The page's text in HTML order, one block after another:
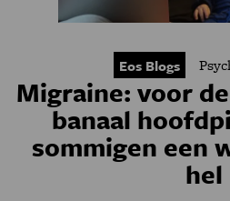
Eos Blogs
Migraine: voor
banaal
sommigen een
hel